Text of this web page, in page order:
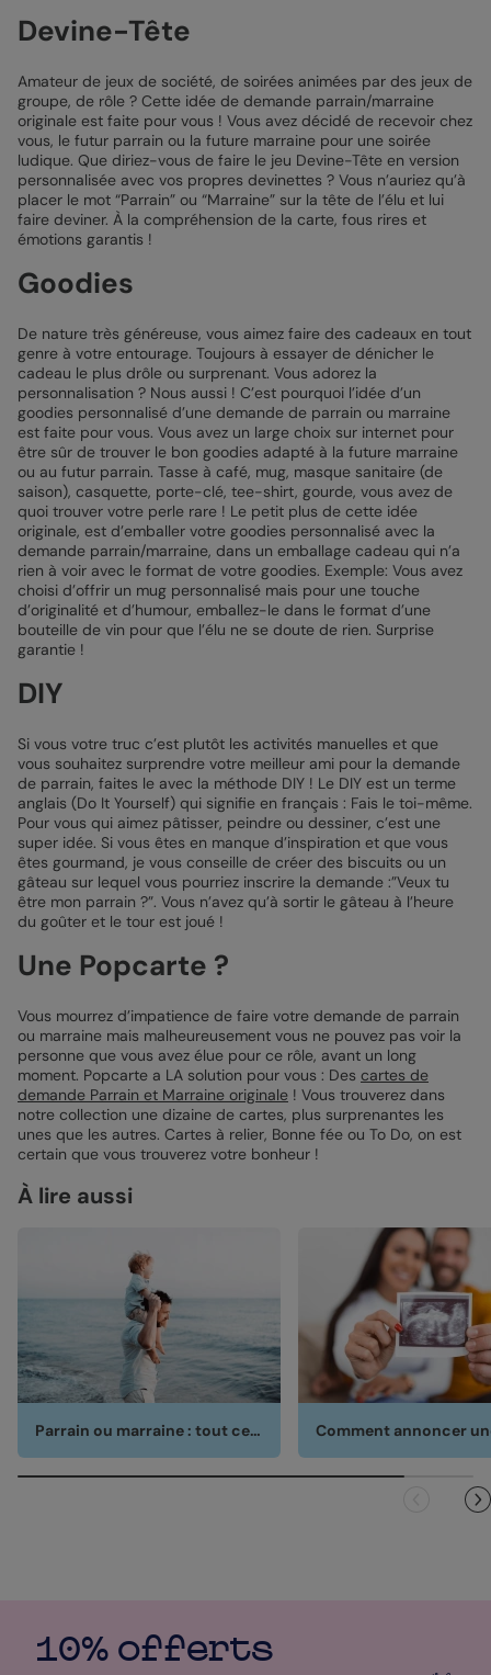
Devine-Tête
Amateur de jeux de société, de soirées animées par des jeux de
groupe, de rôle ? Cette idée de demande parrain/marraine
originale est faite pour vous ! Vous avez décidé de recevoir chez
vous, le futur parrain ou la future marraine pour une soirée
ludique. Que diriez-vous de faire le jeu Devine-Tête en version
personnalisée avec vos propres devinettes ? Vous n’auriez qu’à
placer le mot “Parrain” ou “Marraine” sur la tête de l’élu et lui
faire deviner. À la compréhension de la carte, fous rires et
émotions garantis !
Goodies
De nature très généreuse, vous aimez faire des cadeaux en tout
genre à votre entourage. Toujours à essayer de dénicher le
cadeau le plus drôle ou surprenant. Vous adorez la
personnalisation ? Nous aussi ! C’est pourquoi l’idée d’un
goodies personnalisé d’une demande de parrain ou marraine
est faite pour vous. Vous avez un large choix sur internet pour
être sûr de trouver le bon goodies adapté à la future marraine
ou au futur parrain. Tasse à café, mug, masque sanitaire (de
saison), casquette, porte-clé, tee-shirt, gourde, vous avez de
quoi trouver votre perle rare ! Le petit plus de cette idée
originale, est d’emballer votre goodies personnalisé avec la
demande parrain/marraine, dans un emballage cadeau qui n’a
rien à voir avec le format de votre goodies. Exemple: Vous avez
choisi d’offrir un mug personnalisé mais pour une touche
d’originalité et d’humour, emballez-le dans le format d’une
bouteille de vin pour que l’élu ne se doute de rien. Surprise
garantie !
DIY
Si vous votre truc c’est plutôt les activités manuelles et que
vous souhaitez surprendre votre meilleur ami pour la demande
de parrain, faites le avec la méthode DIY ! Le DIY est un terme
anglais (Do It Yourself) qui signifie en français : Fais le toi-même.
Pour vous qui aimez pâtisser, peindre ou dessiner, c’est une
super idée. Si vous êtes en manque d’inspiration et que vous
êtes gourmand, je vous conseille de créer des biscuits ou un
gâteau sur lequel vous pourriez inscrire la demande :”Veux tu
être mon parrain ?”. Vous n’avez qu’à sortir le gâteau à l’heure
du goûter et le tour est joué !
Une Popcarte ?
Vous mourrez d’impatience de faire votre demande de parrain
ou marraine mais malheureusement vous ne pouvez pas voir la
personne que vous avez élue pour ce rôle, avant un long
moment. Popcarte a LA solution pour vous : Des cartes de
demande Parrain et Marraine originale ! Vous trouverez dans
notre collection une dizaine de cartes, plus surprenantes les
unes que les autres. Cartes à relier, Bonne fée ou To Do, on est
certain que vous trouverez votre bonheur !
À lire aussi
Parrain ou marraine : tout ce qu'il faut savoir
10% offerts